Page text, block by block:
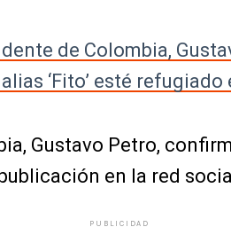
de Colombia,
‘Fito’ esté refugiado
Gustavo Petro,
en la red social
PUBLICIDAD